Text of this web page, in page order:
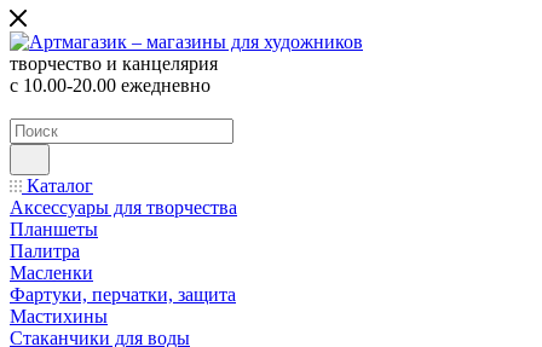
творчество и канцелярия
с 10.00-20.00 ежедневно
Каталог
Аксессуары для творчества
Планшеты
Палитра
Масленки
Фартуки, перчатки, защита
Мастихины
Стаканчики для воды